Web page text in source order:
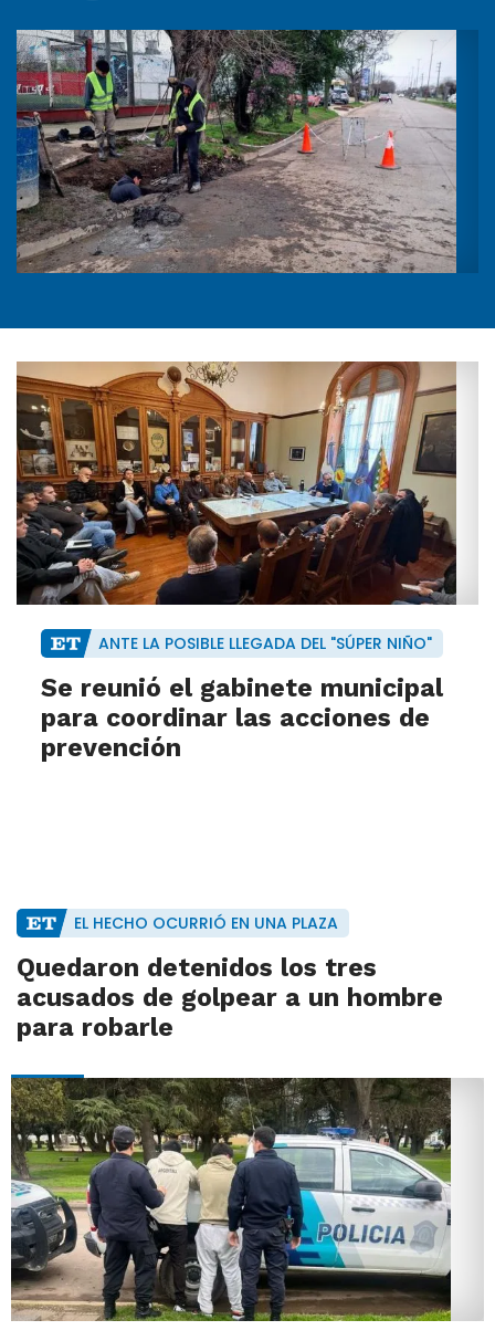
ANTE LA POSIBLE LLEGADA DEL "SÚPER NIÑO"
Se reunió el gabinete municipal
para coordinar las acciones de
prevención
EL HECHO OCURRIÓ EN UNA PLAZA
Quedaron detenidos los tres
acusados de golpear a un hombre
para robarle